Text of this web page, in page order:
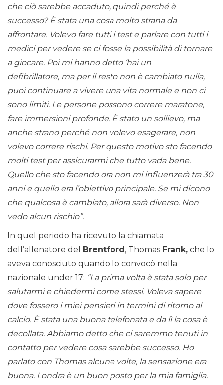
che ciò sarebbe accaduto, quindi perché è
successo? È stata una cosa molto strana da
affrontare. Volevo fare tutti i test e parlare con tutti i
medici per vedere se ci fosse la possibilità di tornare
a giocare. Poi mi hanno detto ‘hai un
defibrillatore, ma per il resto non è cambiato nulla,
puoi continuare a vivere una vita normale e non ci
sono limiti. Le persone possono correre maratone,
fare immersioni profonde. È stato un sollievo, ma
anche strano perché non volevo esagerare, non
volevo correre rischi. Per questo motivo sto facendo
molti test per assicurarmi che tutto vada bene.
Quello che sto facendo ora non mi influenzerà tra 30
anni e quello era l’obiettivo principale. Se mi dicono
che qualcosa è cambiato, allora sarà diverso. Non
vedo alcun rischio”.
In quel periodo ha ricevuto la chiamata
dell’allenatore del Brentford, Thomas Frank, che lo
aveva conosciuto quando lo convocò nella
nazionale under 17: “La prima volta è stata solo per
salutarmi e chiedermi come stessi. Voleva sapere
dove fossero i miei pensieri in termini di ritorno al
calcio. È stata una buona telefonata e da lì la cosa è
decollata. Abbiamo detto che ci saremmo tenuti in
contatto per vedere cosa sarebbe successo. Ho
parlato con Thomas alcune volte, la sensazione era
buona. Londra è un buon posto per la mia famiglia.